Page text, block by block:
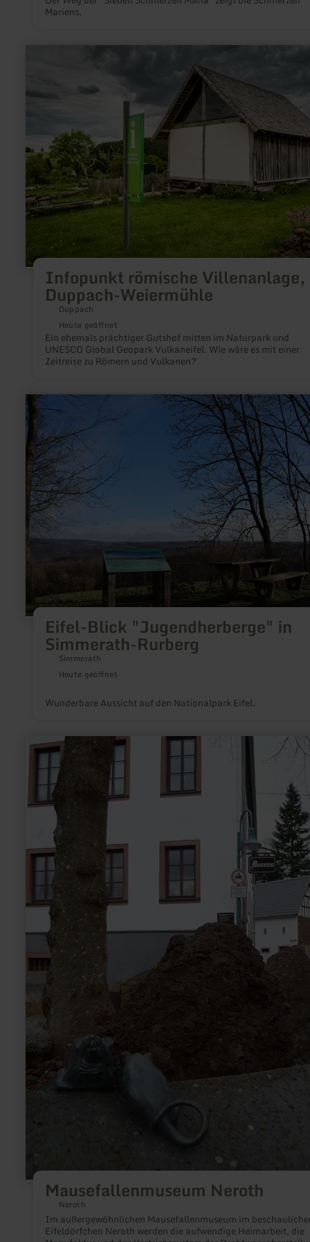
Mariens.
Infopunkt römische Villenanlage,
Duppach-Weiermühle
Duppach
Heute geöffnet
Ein ehemals prächtiger Gutshof mitten im Naturpark und
UNESCO Global Geopark Vulkaneifel. Wie wäre es mit einer
Zeitreise zu Römern und Vulkanen?
Eifel-Blick "Jugendherberge" in
Simmerath-Rurberg
Simmerath
Heute geöffnet
Wunderbare Aussicht auf den Nationalpark Eifel.
mehr
erfahren
zu:
Eifel-
Blick
"Jugendherberge"
in
Simmerath-
Rurberg
Mausefallenmuseum Neroth
Neroth
Im außergewöhnlichen Mausefallenmuseum im
Eifeldörfchen Neroth werden die aufwendige Heimarbeit, die
mehr
erfahren
Mausefallenmuseum
Neroth